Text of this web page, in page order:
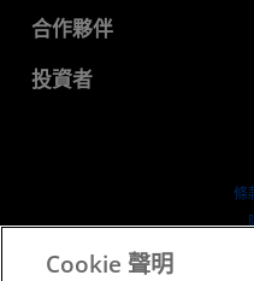
招聘
聯絡我們
媒體庫
開發者中心
案例研究
合作夥伴
AMD 合作夥伴中心
投資者
行情走勢
條
Cookie 聲明